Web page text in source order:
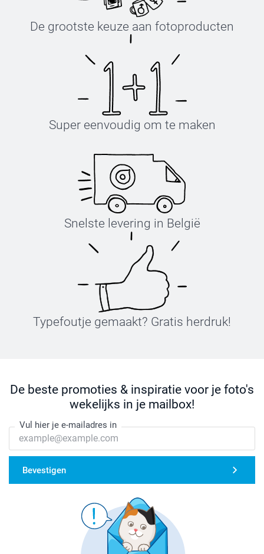
De grootste keuze aan fotoproducten
Super eenvoudig om te maken
Snelste levering in België
Typefoutje gemaakt? Gratis herdruk!
De beste promoties & inspiratie voor je foto's
wekelijks in je mailbox!
Vul hier je e-mailadres in
Bevestigen